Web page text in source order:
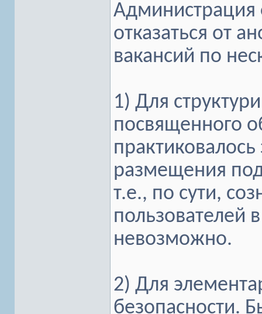
отказаться от
вакансий по
1) Для
посвященного
размещения
т.е., по сути,
пользователей
невозможно.
2) Для
безопасности.